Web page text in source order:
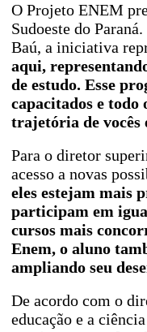
O Projeto ENEM
Sudoeste do
Baú, a iniciativa
aqui,
de estudo. Esse
capacitados e
trajetória de vocês
Para o diretor
acesso a novas
eles estejam mais
participam em
cursos mais
Enem, o aluno
ampliando seu
De acordo com o
educação e a